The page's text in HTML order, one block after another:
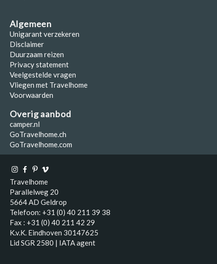
Algemeen
Unigarant verzekeren
Disclaimer
Duurzaam reizen
Privacy statement
Veelgestelde vragen
Vliegen met Travelhome
Voorwaarden
Overig aanbod
camper.nl
GoTravelhome.ch
GoTravelhome.com
Travelhome
Parallelweg 20
5664 AD Geldrop
Telefoon: +31 (0) 40 211 39 38
Fax : +31 (0) 40 211 42 29
K.v.K. Eindhoven 30147625
Lid SGR 2580 | IATA agent